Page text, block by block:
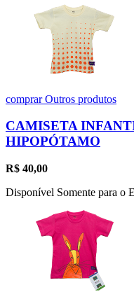
comprarOutros produtos
CAMISETA
HIPOPÓTAMO
R$ 40,00
Disponível Somente para o